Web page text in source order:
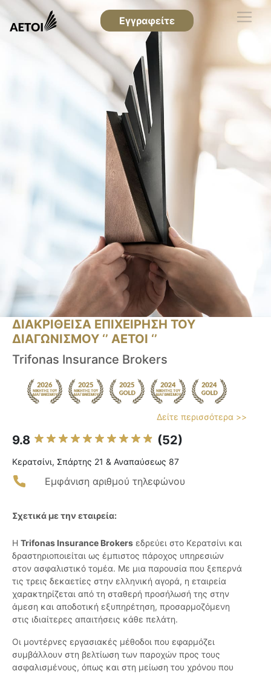
Εγγραφείτε
ΔΙΑΚΡΙΘΕΙΣΑ ΕΠΙΧΕΙΡΗΣΗ ΤΟΥ
ΔΙΑΓΩΝΙΣΜΟΥ ‘’ ΑΕΤΟΙ ‘’
Trifonas Insurance Brokers
Δείτε περισσότερα >>
9.8 (52)
Κερατσίνι, Σπάρτης 21 & Αναπαύσεως 87
Εμφάνιση αριθμού τηλεφώνου
Σχετικά με την εταιρεία:
Η Trifonas Insurance Brokers εδρεύει στο Κερατσίνι και
δραστηριοποιείται ως έμπιστος πάροχος υπηρεσιών
στον ασφαλιστικό τομέα. Με μια παρουσία που ξεπερνά
τις τρεις δεκαετίες στην ελληνική αγορά, η εταιρεία
χαρακτηρίζεται από τη σταθερή προσήλωσή της στην
άμεση και αποδοτική εξυπηρέτηση, προσαρμοζόμενη
στις ιδιαίτερες απαιτήσεις κάθε πελάτη.
Οι μοντέρνες εργασιακές μέθοδοι που εφαρμόζει
συμβάλλουν στη βελτίωση των παροχών προς τους
ασφαλισμένους, όπως και στη μείωση του χρόνου που